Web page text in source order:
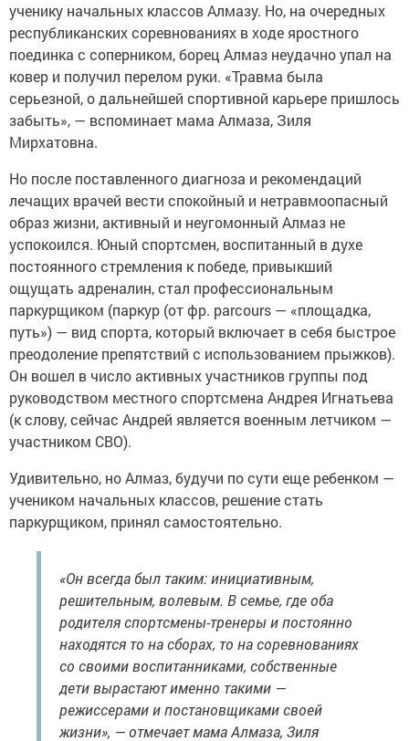
ученику начальных классов Алмазу. Но, на очередных
республиканских соревнованиях в ходе яростного
поединка с соперником, борец Алмаз неудачно упал на
ковер и получил перелом руки. «Травма была
серьезной, о дальнейшей спортивной карьере пришлось
забыть», — вспоминает мама Алмаза, Зиля
Мирхатовна.
Но после поставленного диагноза и рекомендаций
лечащих врачей вести спокойный и нетравмоопасный
образ жизни, активный и неугомонный Алмаз не
успокоился. Юный спортсмен, воспитанный в духе
постоянного стремления к победе, привыкший
ощущать адреналин, стал профессиональным
паркурщиком (паркур (от фр. parcours — «площадка,
путь») — вид спорта, который включает в себя быстрое
преодоление препятствий с использованием прыжков).
Он вошел в число активных участников группы под
руководством местного спортсмена Андрея Игнатьева
(к слову, сейчас Андрей является военным летчиком —
участником СВО).
Удивительно, но Алмаз, будучи по сути еще ребенком —
учеником начальных классов, решение стать
паркурщиком, принял самостоятельно.
«Он всегда был таким: инициативным,
решительным, волевым. В семье, где оба
родителя спортсмены-тренеры и постоянно
находятся то на сборах, то на соревнованиях
со своими воспитанниками, собственные
дети вырастают именно такими —
режиссерами и постановщиками своей
жизни», — отмечает мама Алмаза, Зиля